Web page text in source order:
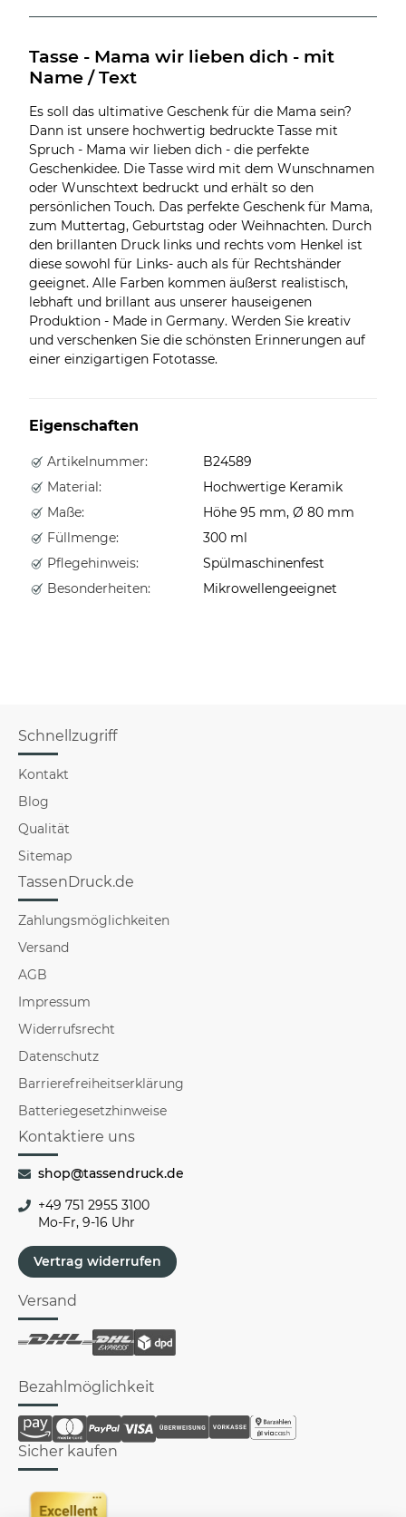
Tasse - Mama wir lieben dich - mit
Name / Text
Es soll das ultimative Geschenk für die Mama sein?
Dann ist unsere hochwertig bedruckte Tasse mit
Spruch - Mama wir lieben dich - die perfekte
Geschenkidee. Die Tasse wird mit dem Wunschnamen
oder Wunschtext bedruckt und erhält so den
persönlichen Touch. Das perfekte Geschenk für Mama,
zum Muttertag, Geburtstag oder Weihnachten. Durch
den brillanten Druck links und rechts vom Henkel ist
diese sowohl für Links- auch als für Rechtshänder
geeignet. Alle Farben kommen äußerst realistisch,
lebhaft und brillant aus unserer hauseigenen
Produktion - Made in Germany. Werden Sie kreativ
und verschenken Sie die schönsten Erinnerungen auf
einer einzigartigen Fototasse.
Eigenschaften
Artikelnummer:
B24589
Material:
Hochwertige Keramik
Maße:
Höhe 95 mm, Ø 80 mm
Füllmenge:
300 ml
Pflegehinweis:
Spülmaschinenfest
Besonderheiten:
Mikrowellengeeignet
Schnellzugriff
Kontakt
Blog
Qualität
Sitemap
TassenDruck.de
Zahlungsmöglichkeiten
Versand
AGB
Impressum
Widerrufsrecht
Datenschutz
Barrierefreiheitserklärung
Batteriegesetzhinweise
Kontaktiere uns
shop@tassendruck.de
+49 751 2955 3100
Mo-Fr, 9-16 Uhr
Vertrag widerrufen
Versand
Bezahlmöglichkeit
Sicher kaufen